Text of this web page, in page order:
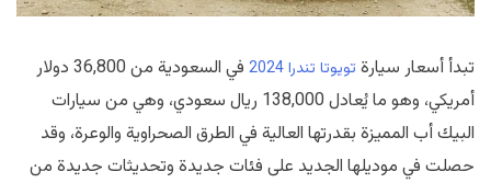
تبدأ أسعار سيارة تويوتا تندرا 2024
في السعودية من 36,800 دولار
أمريكي، وهو ما يُعادل 138,000 ريال سعودي، وهي من سيارات
البيك أب المميزة بقدرتها العالية في الطرق الصحراوية والوعرة، وقد
حصلت في موديلها الجديد على فئات جديدة وتحديثات جديدة من